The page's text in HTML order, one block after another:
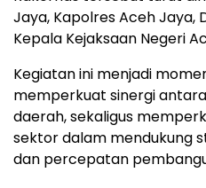
Jaya, Kapolres Aceh Jaya,
Kepala Kejaksaan Negeri
Kegiatan ini menjadi
memperkuat sinergi
daerah, sekaligus
sektor dalam mendukung
dan percepatan